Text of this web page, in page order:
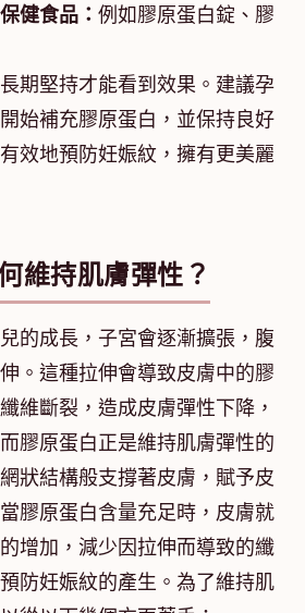
健食品： 例如膠原蛋白錠、膠
期堅持才能看到效果。建議孕
始補充膠原蛋白，並保持良好
效地預防妊娠紋，擁有更美麗
維持肌膚彈性？
的成長，子宮會逐漸擴張，腹
。這種拉伸會導致皮膚中的膠
維斷裂，造成皮膚彈性下降，
膠原蛋白正是維持肌膚彈性的
狀結構般支撐著皮膚，賦予皮
膠原蛋白含量充足時，皮膚就
增加，減少因拉伸而導致的纖
防妊娠紋的產生。為了維持肌